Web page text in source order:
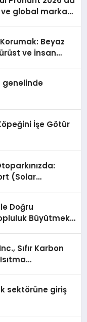
global marka
Beyaz
ve İnsan
genelinde
İşe Götür
(Solar
Doğru
Büyütmek
Sıfır Karbon
sektörüne giriş